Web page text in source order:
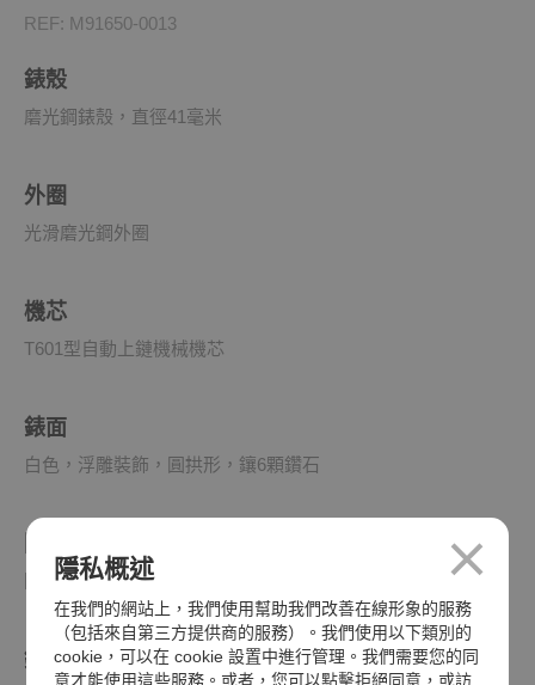
REF: M91650-0013
錶殼
磨光鋼錶殼，直徑41毫米
外圈
光滑磨光鋼外圈
機芯
T601型自動上鏈機械機芯
錶面
白色，浮雕裝飾，圓拱形，鑲6顆鑽石
防水深達100米（330呎）
錶帶
隱私概述
在我們的網站上，我們使用幫助我們改善在線形象的服務
（包括來自第三方提供商的服務）。我們使用以下類別的
cookie，可以在 cookie 設置中進行管理。我們需要您的同
意才能使用這些服務。或者，您可以點擊拒絕同意，或訪